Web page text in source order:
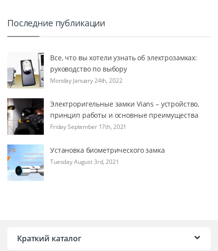
Последние публикации
Все, что вы хотели узнать об электрозамках:
руководство по выбору
Monday January 24th, 2022
Электроригельные замки Vians – устройство,
принцип работы и основные преимущества
Friday September 17th, 2021
Установка биометрического замка
Tuesday August 3rd, 2021
Краткий каталог